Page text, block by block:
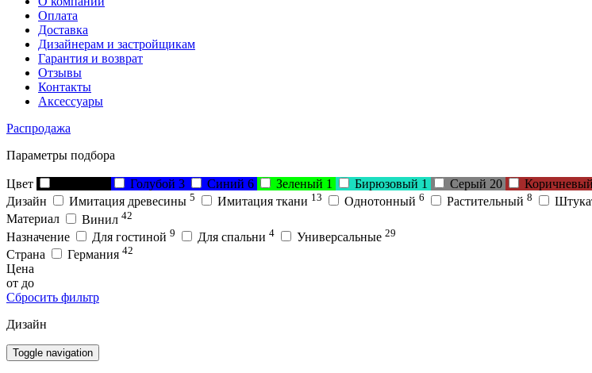
Оплата
Доставка
Дизайнерам и застройщикам
Гарантия и возврат
Отзывы
Контакты
Аксессуары
Распродажа
Параметры подбора
Цвет Голубой 3 Синий 6 Зеленый 1 Бирюзовый 1 Серый 20 Коричневый
Дизайн
Имитация древесины 5 Имитация ткани 13 Однотонный 6 Растительный 8
Материал Винил 42
Назначение Для гостиной 9 Для спальни 4 Универсальные 29
Страна Германия 42
Цена
от до
Сбросить фильтр
Дизайн
Toggle navigation